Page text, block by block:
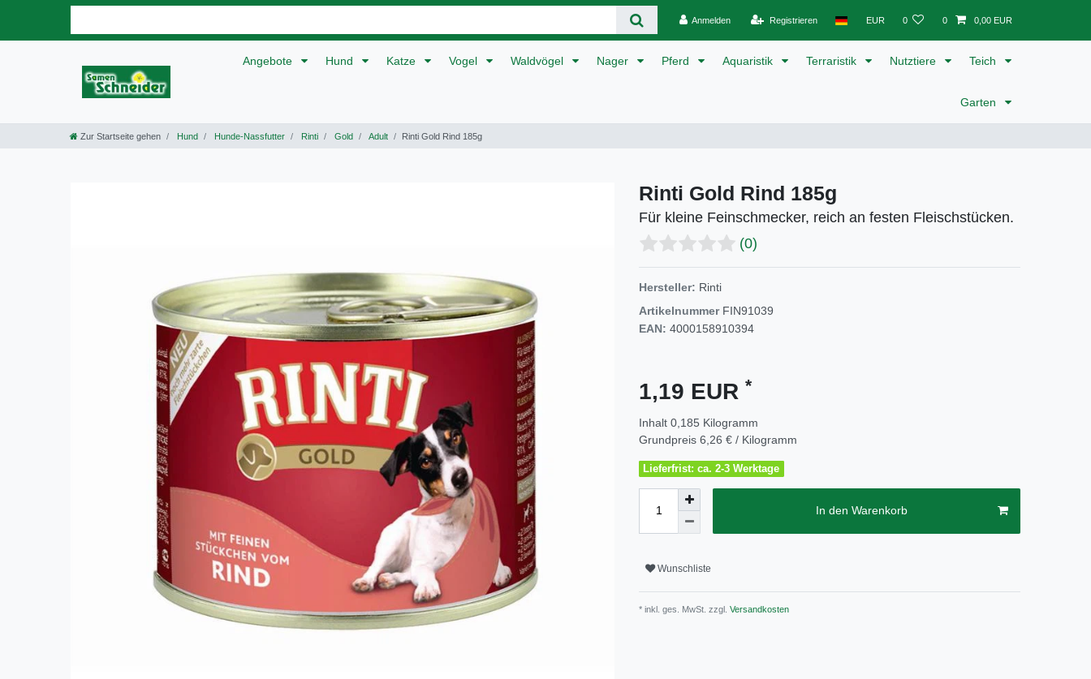
Anmelden Registrieren EUR 0 0 0,00 EUR
Angebote Hund Katze Vogel Waldvögel Nager Pferd Aquaristik Terraristik Nutztiere Teich
Garten
Zur Startseite gehen Hund Hunde-Nassfutter Rinti Gold Adult Rinti Gold Rind 185g
Rinti Gold Rind 185g
Für kleine Feinschmecker, reich an festen Fleischstücken.
(0)
Hersteller: Rinti
Artikelnummer FIN91039
EAN: 4000158910394
1,19 EUR *
Inhalt 0,185 Kilogramm
Grundpreis 6,26 € / Kilogramm
Lieferfrist: ca. 2-3 Werktage
In den Warenkorb
Wunschliste
* inkl. ges. MwSt. zzgl. Versandkosten